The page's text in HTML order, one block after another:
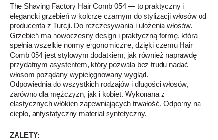
The Shaving Factory Hair Comb 054 — to praktyczny i
elegancki grzebień w kolorze czarnym do stylizacji włosów od
producenta z Turcji. Do rozczesywania i ułożenia włosów.
Grzebień ma nowoczesny design i praktyczną formę, która
spełnia wszelkie normy ergonomiczne, dzięki czemu Hair
Comb 054 jest stylowym dodatkiem, jak również naprawdę
przydatnym asystentem, który pozwala bez trudu nadać
włosom pożądany wypielęgnowany wygląd.
Odpowiednia do wszystkich rodzajów i długości włosów,
zarówno dla mężczyzn, jak i kobiet. Wykonana z
elastycznych włókien zapewniających trwałość. Odporny na
ciepło, antystatyczny materiał syntetyczny.
ZALETY: